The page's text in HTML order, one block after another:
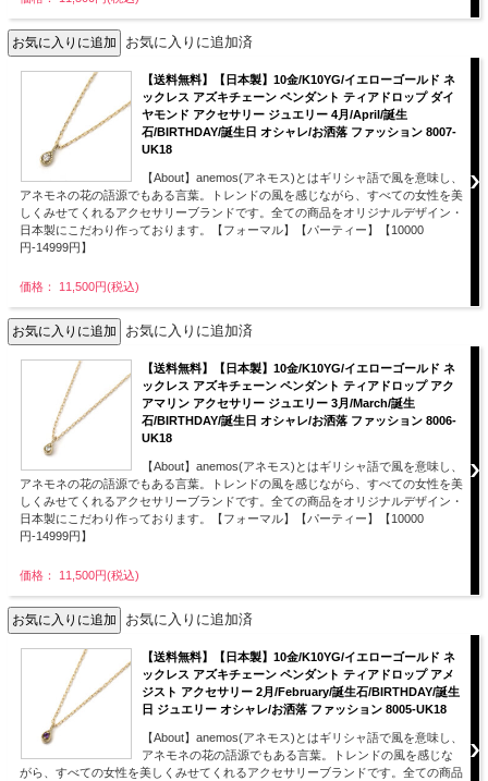
お気に入りに追加済
【送料無料】【日本製】10金/K10YG/イエローゴールド ネ
ックレス アズキチェーン ペンダント ティアドロップ ダイ
ヤモンド アクセサリー ジュエリー 4月/April/誕生
石/BIRTHDAY/誕生日 オシャレ/お洒落 ファッション 8007-
UK18
【About】anemos(アネモス)とはギリシャ語で風を意味し、
アネモネの花の語源でもある言葉。トレンドの風を感じながら、すべての女性を美
しくみせてくれるアクセサリーブランドです。全ての商品をオリジナルデザイン・
日本製にこだわり作っております。【フォーマル】【パーティー】【10000
円-14999円】
価格： 11,500円(税込)
お気に入りに追加済
【送料無料】【日本製】10金/K10YG/イエローゴールド ネ
ックレス アズキチェーン ペンダント ティアドロップ アク
アマリン アクセサリー ジュエリー 3月/March/誕生
石/BIRTHDAY/誕生日 オシャレ/お洒落 ファッション 8006-
UK18
【About】anemos(アネモス)とはギリシャ語で風を意味し、
アネモネの花の語源でもある言葉。トレンドの風を感じながら、すべての女性を美
しくみせてくれるアクセサリーブランドです。全ての商品をオリジナルデザイン・
日本製にこだわり作っております。【フォーマル】【パーティー】【10000
円-14999円】
価格： 11,500円(税込)
お気に入りに追加済
【送料無料】【日本製】10金/K10YG/イエローゴールド ネ
ックレス アズキチェーン ペンダント ティアドロップ アメ
ジスト アクセサリー 2月/February/誕生石/BIRTHDAY/誕生
日 ジュエリー オシャレ/お洒落 ファッション 8005-UK18
【About】anemos(アネモス)とはギリシャ語で風を意味し、
アネモネの花の語源でもある言葉。トレンドの風を感じな
がら、すべての女性を美しくみせてくれるアクセサリーブランドです。全ての商品